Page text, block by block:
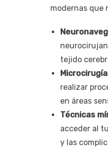
modernas que
tejido
realizar
en áreas
Técnicas
acceder al
y las